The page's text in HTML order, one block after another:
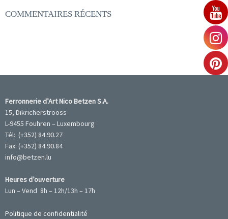
COMMENTAIRES RÉCENTS
Ferronnerie d’Art Nico Betzen S.A.
15, Dikricherstrooss
L-9455 Fouhren – Luxembourg
Tél: (+352) 84.90.27
Fax: (+352) 84.90.84
info@betzen.lu
Heures d’ouverture
Lun – Vend 8h – 12h/13h – 17h
Politique de confidentialité